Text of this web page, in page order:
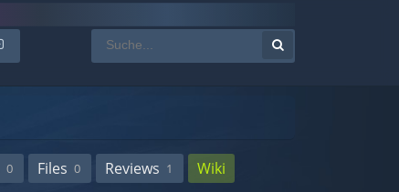
0 Files 0 Reviews 1 Wiki